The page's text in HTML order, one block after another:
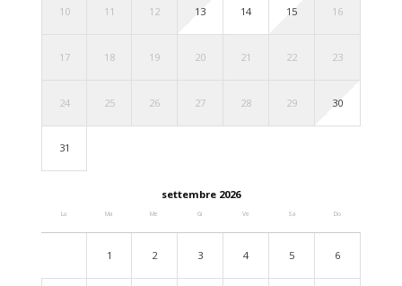
10 11 12 13 14 15 16
17 18 19 20 21 22 23
24 25 26 27 28 29 30
31
settembre 2026
Lu Ma Me Gi Ve Sa Do
1 2 3 4 5 6